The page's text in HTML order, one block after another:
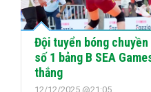
Đội tuyển bóng
số 1 bảng B SEA
thắng
12/12/2025 @21:05